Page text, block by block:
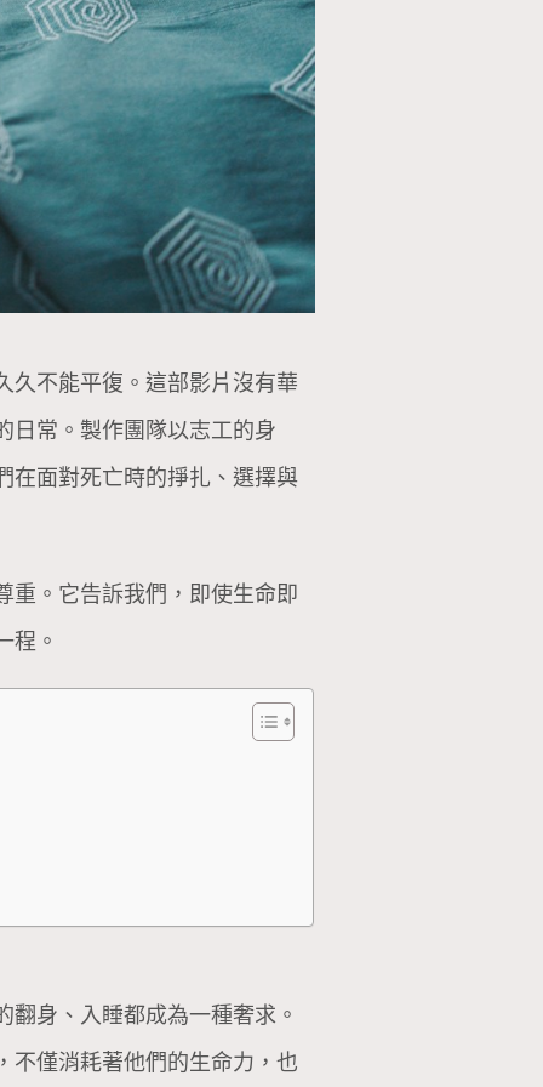
久不能平復。這部影片沒有華
日常。製作團隊以志工的身
在面對死亡時的掙扎、選擇與
重。它告訴我們，即使生命即
程。
身、入睡都成為一種奢求。
不僅消耗著他們的生命力，也